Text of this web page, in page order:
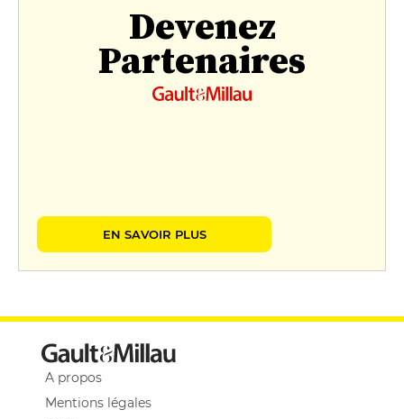
Devenez
Partenaires
EN SAVOIR PLUS
A propos
Mentions légales